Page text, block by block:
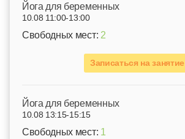
Йога для беременных
10.08 11:00-13:00
Свободных мест: 2
Записаться на занятие
Йога для беременных
10.08 13:15-15:15
Свободных мест: 1